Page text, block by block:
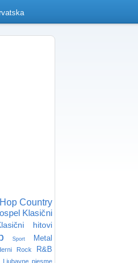
Country
Klasični
hitovi
Sport Metal
Rock R&B
Ljubavne pjesme